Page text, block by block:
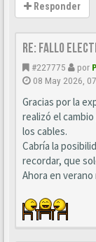
Responder
Re: Fallo
#227775 por
08 May 2026,
Gracias por la
realizó el
los cables.
Cabría la
recordar, que
Ahora en